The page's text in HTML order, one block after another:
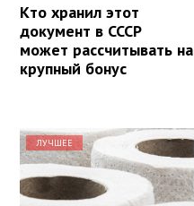
Кто хранил этот
документ в СССР
может рассчитывать на
крупный бонус
ЛУЧШЕЕ